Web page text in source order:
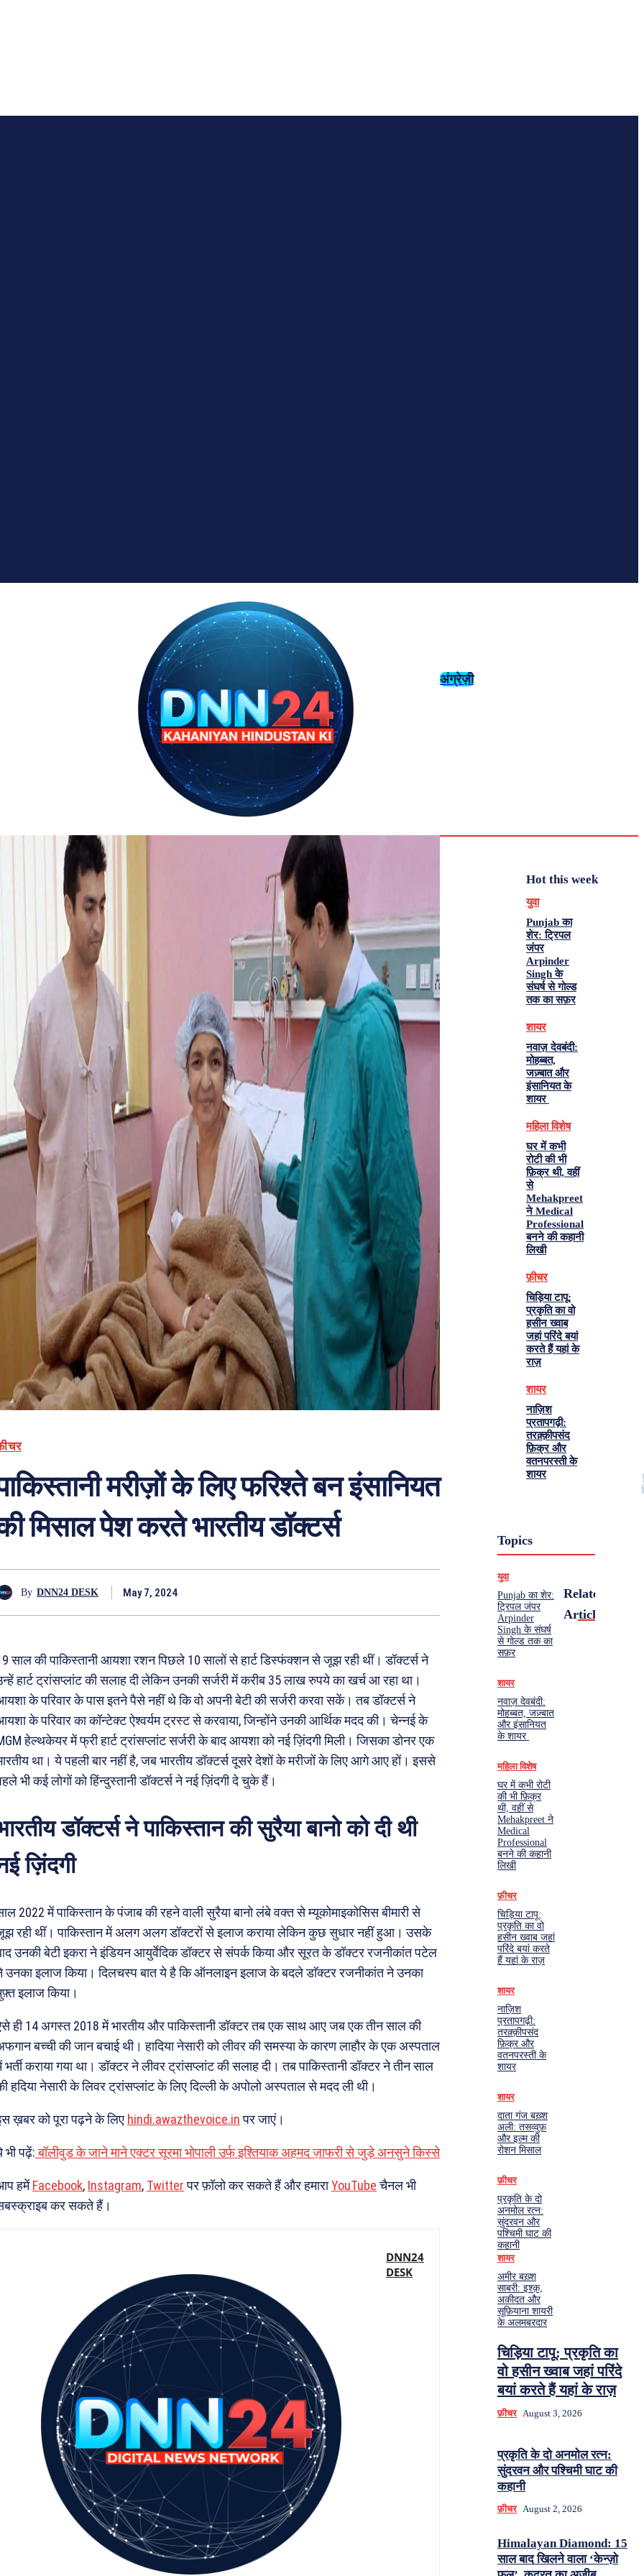
अंग्रेज़ी
मरीज़ों के लिए फरिश्ते बन इंसानियत
मिसाल पेश करते भारतीय डॉक्टर्स
By DNN24 DESK May 7, 2024
साल की पाकिस्तानी आयशा रशन पिछले 10 सालों से हार्ट डिस्फंक्शन से जूझ रही थीं। डॉक्टर्स ने
हार्ट ट्रांसप्लांट की सलाह दी लेकिन उनकी सर्जरी में करीब 35 लाख रुपये का खर्च आ रहा था।
के परिवार के पास इतने पैसे नहीं थे कि वो अपनी बेटी की सर्जरी करवा सकें। तब डॉक्टर्स ने
के परिवार का कॉन्टेक्ट ऐश्वर्यम ट्रस्ट से करवाया, जिन्होंने उनकी आर्थिक मदद की। चेन्नई के
हेल्थकेयर में फ्री हार्ट ट्रांसप्लांट सर्जरी के बाद आयशा को नई ज़िंदगी मिली। जिसका डोनर एक
था। ये पहली बार नहीं है, जब भारतीय डॉक्टर्स दूसरे देशों के मरीजों के लिए आगे आए हों। इससे
भी कई लोगों को हिंन्दुस्तानी डॉक्टर्स ने नई ज़िंदगी दे चुके हैं।
डॉक्टर्स ने पाकिस्तान की सुरैया बानो को दी थी
ज़िंदगी
2022 में पाकिस्तान के पंजाब की रहने वाली सुरैया बानो लंबे वक्त से म्यूकोमाइकोसिस बीमारी से
रही थीं। पाकिस्तान में अलग अलग डॉक्टरों से इलाज कराया लेकिन कुछ सुधार नहीं हुआ। उसके
उनकी बेटी इकरा ने इंडियन आयुर्वेदिक डॉक्टर से संपर्क किया और सूरत के डॉक्टर रजनीकांत पटेल
उनका इलाज किया। दिलचस्प बात ये है कि ऑनलाइन इलाज के बदले डाॅक्टर रजनीकांत ने उनका
इलाज किया।
ही 14 अगस्त 2018 में भारतीय और पाकिस्तानी डॉक्टर तब एक साथ आए जब एक तीन साल की
बच्ची की जान बचाई थी। हादिया नेसारी को लीवर की समस्या के कारण लाहौर के एक अस्पताल
भर्ती कराया गया था। डॉक्टर ने लीवर ट्रांसप्लांट की सलाह दी। तब पाकिस्तानी डॉक्टर ने तीन साल
हदिया नेसारी के लिवर ट्रांसप्लांट के लिए दिल्ली के अपोलो अस्पताल से मदद ली थी।
ख़बर को पूरा पढ़ने के लिए hindi.awazthevoice.inपर जाएं।
भी पढ़ें:बॉलीवुड के जाने माने एक्टर सूरमा भोपाली उर्फ इश्तियाक अहमद ज़ाफरी से जुड़े अनसुने किस्से
हमेंFacebook, Instagram, Twitterपर फ़ॉलो कर सकते हैं और हमाराYouTubeचैनल भी
कर सकते हैं।
DNN24
DESK
Hot this week
युवा
Punjab का
शेर: ट्रिपल
जंपर
Arpinder
Singh के
संघर्ष से गोल्ड
तक का सफ़र
शायर
नवाज़ देवबंदी:
मोहब्बत,
जज़्बात और
इंसानियत के
शायर
महिला विशेष
घर में कभी
रोटी की भी
फ़िक्र थी, वहीं
से
Mehakpreet
ने Medical
Professional
बनने की कहानी
लिखी
फ़ीचर
चिड़िया टापू:
प्रकृति का वो
हसीन ख्वाब
जहां परिंदे बयां
करते हैं यहां के
राज़
शायर
नाज़िश
प्रतापगढ़ी:
तरक़्क़ीपसंद
फ़िक्र और
वतनपरस्ती के
शायर
Topics
युवा
Punjab का शेर:
ट्रिपल जंपर
Arpinder
Singh के संघर्ष
से गोल्ड तक का
सफ़र
शायर
नवाज़ देवबंदी:
मोहब्बत, जज़्बात
और इंसानियत
के शायर
महिला विशेष
घर में कभी रोटी
की भी फ़िक्र
थी, वहीं से
Mehakpreet ने
Medical
Professional
बनने की कहानी
लिखी
फ़ीचर
चिड़िया टापू:
प्रकृति का वो
हसीन ख्वाब जहां
परिंदे बयां करते
हैं यहां के राज़
शायर
नाज़िश
प्रतापगढ़ी:
तरक़्क़ीपसंद
फ़िक्र और
वतनपरस्ती के
शायर
शायर
दाता गंज बख़्श
अली: तसव्वुफ़
और इल्म की
रोशन मिसाल
फ़ीचर
प्रकृति के दो
अनमोल रत्न:
सुंदरवन और
पश्चिमी घाट की
कहानी
शायर
अमीर बख़्श
साबरी: इश्क़,
अकीदत और
सूफ़ियाना शायरी
के अलमबरदार
Related
Articles
चिड़िया टापू: प्रकृति का
वो हसीन ख्वाब जहां परिंदे
बयां करते हैं यहां के राज़
फ़ीचर August 3, 2026
प्रकृति के दो अनमोल रत्न:
सुंदरवन और पश्चिमी घाट की
कहानी
फ़ीचर August 2, 2026
Himalayan Diamond: 15
साल बाद खिलने वाला ‘केन्ज़ो